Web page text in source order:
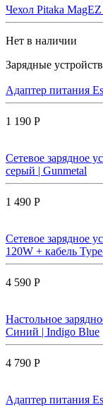
Чехол Pitaka
Нет в наличии
Зарядные
Адаптер питания
1 190 Р
Сетевое зарядное
серый | Gunmetal
1 490 Р
Сетевое зарядное
120W + кабель
4 590 Р
Настольное
Синий | Indigo Blue
4 790 Р
Адаптер питания